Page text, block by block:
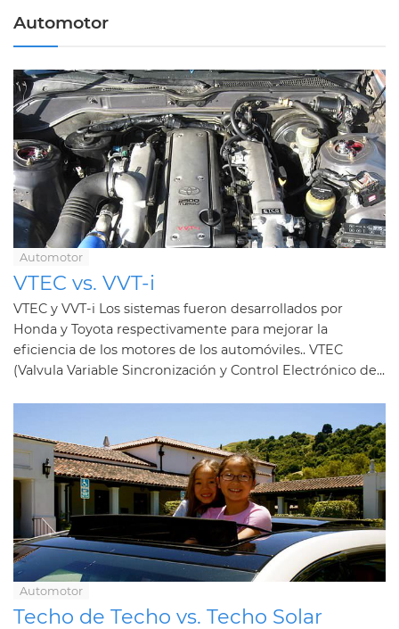
Automotor
Automotor
VTEC vs. VVT-i
VTEC y VVT-i Los sistemas fueron desarrollados por
Honda y Toyota respectivamente para mejorar la
eficiencia de los motores de los automóviles.. VTEC
(Valvula Variable Sincronización y Control Electrónico de...
Automotor
Techo de Techo vs. Techo Solar